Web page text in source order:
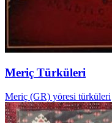
Meriç Türküleri
Meriç (GR) yöresi türküleri